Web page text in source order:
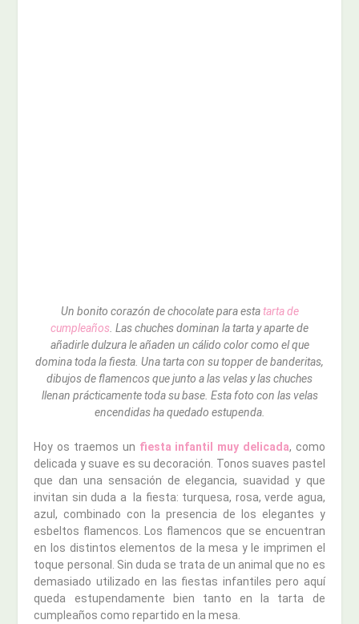
Un bonito corazón de chocolate para estatarta de
cumpleaños . Las chuches dominan la tarta y aparte de
añadirle dulzura le añaden un cálido color como el que
domina toda la fiesta. Una tarta con su topper de banderitas,
dibujos de flamencos que junto a las velas y las chuches
llenan prácticamente toda su base. Esta foto con las velas
encendidas ha quedado estupenda.
Hoy os traemos un fiesta infantil muy delicada, como
delicada y suave es su decoración. Tonos suaves pastel
que dan una sensación de elegancia, suavidad y que
invitan sin duda a la fiesta: turquesa, rosa, verde agua,
azul, combinado con la presencia de los elegantes y
esbeltos flamencos. Los flamencos que se encuentran
en los distintos elementos de la mesa y le imprimen el
toque personal. Sin duda se trata de un animal que no es
demasiado utilizado en las fiestas infantiles pero aquí
queda estupendamente bien tanto en la tarta de
cumpleaños como repartido en la mesa.